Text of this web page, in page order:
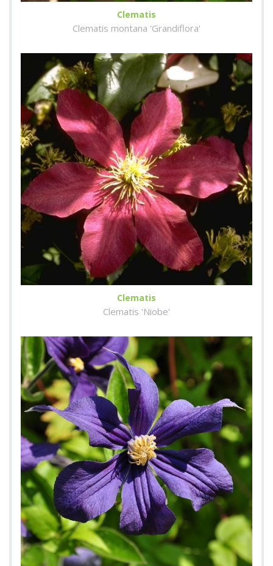
Clematis
Clematis montana 'Grandiflora'
Clematis
Clematis 'Niobe'